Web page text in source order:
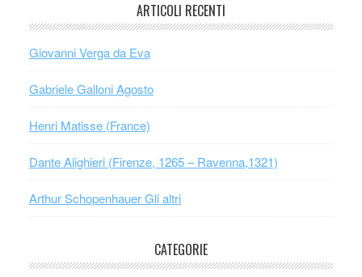
ARTICOLI RECENTI
Giovanni Verga da Eva
Gabriele Galloni Agosto
Henri Matisse (France)
Dante Alighieri (Firenze, 1265 – Ravenna,1321)
Arthur Schopenhauer Gli altri
CATEGORIE